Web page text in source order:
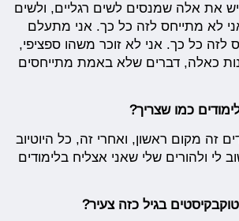
את אלה שמנסים לשים רגליים, ולשים
לא מתייחס לזה כל כך. אני מתעלם
לזה כל כך. אני לא זוכר משהו ספציפי,
כאלה, דברים שלא באמת מתייחסים
כמו שצריך?
זה מקום ראשון, ואחרי זה, כל היוטיוב
לי ולהורים שלי שאני אצליח בלימודים
בגיל כזה צעיר?